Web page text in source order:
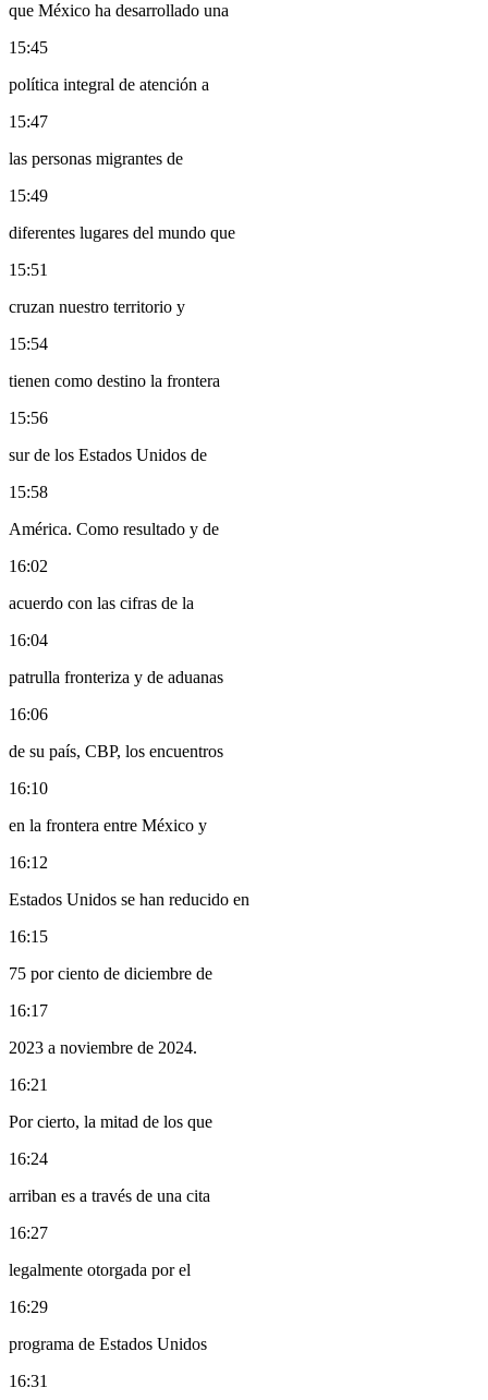
que México ha desarrollado una
15:45
política integral de atención a
15:47
las personas migrantes de
15:49
diferentes lugares del mundo que
15:51
cruzan nuestro territorio y
15:54
tienen como destino la frontera
15:56
sur de los Estados Unidos de
15:58
América. Como resultado y de
16:02
acuerdo con las cifras de la
16:04
patrulla fronteriza y de aduanas
16:06
de su país, CBP, los encuentros
16:10
en la frontera entre México y
16:12
Estados Unidos se han reducido en
16:15
75 por ciento de diciembre de
16:17
2023 a noviembre de 2024.
16:21
Por cierto, la mitad de los que
16:24
arriban es a través de una cita
16:27
legalmente otorgada por el
16:29
programa de Estados Unidos
16:31